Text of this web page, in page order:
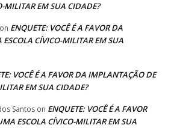
MILITAR EM SUA CIDADE?
on ENQUETE: VOCÊ É A FAVOR DA
CÍVICO-MILITAR EM SUA
VOCÊ É A FAVOR DA IMPLANTAÇÃO DE
EM SUA CIDADE?
Santos on ENQUETE: VOCÊ É A FAVOR
ESCOLA CÍVICO-MILITAR EM SUA